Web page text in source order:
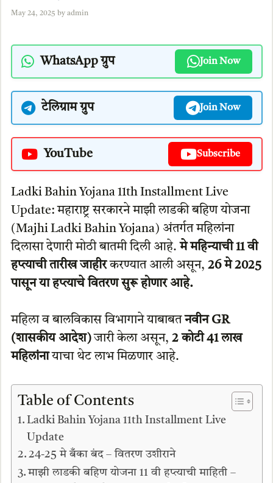
May 24, 2025 by admin
WhatsApp ग्रुप Join Now
टेलिग्राम ग्रुप Join Now
YouTube Subscribe
Ladki Bahin Yojana 11th Installment Live
Update: महाराष्ट्र सरकारने माझी लाडकी बहिण योजना
(Majhi Ladki Bahin Yojana) अंतर्गत महिलांना
दिलासा देणारी मोठी बातमी दिली आहे.मे महिन्याची 11 वी
हप्त्याची तारीख जाहीरकरण्यात आली असून, 26 मे 2025
पासून या हप्त्याचे वितरण सुरू होणार आहे.
महिला व बालविकास विभागाने याबाबतनवीन GR
(शासकीय आदेश)जारी केला असून, 2 कोटी 41 लाख
महिलांनायाचा थेट लाभ मिळणार आहे.
Table of Contents
Ladki Bahin Yojana 11th Installment Live
Update
24-25 मे बँका बंद – वितरण उशीराने
माझी लाडकी बहिण योजना 11 वी हप्त्याची माहिती –